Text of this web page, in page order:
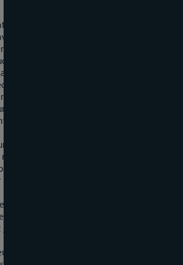
sera ainsi conçu:
fidélité et exactitude les fonctions qui
qualité de …. de me conformer en tout
qui me seront données touchant les
de S.M. l’empereur des Français et de
archi-chancelier de l’empire
percevoir ni faire percevoir soit en
rien au delà du tarif, non obstant tous
général poursuivra à ce que le service ne
l’absence ou l’empêchement d’un
en conséquence il fera exercer
personne capable.
négligaient leur devoir, ou
plaintes graves, le directeur général en
respectifs.
général aura le droit de suspendre